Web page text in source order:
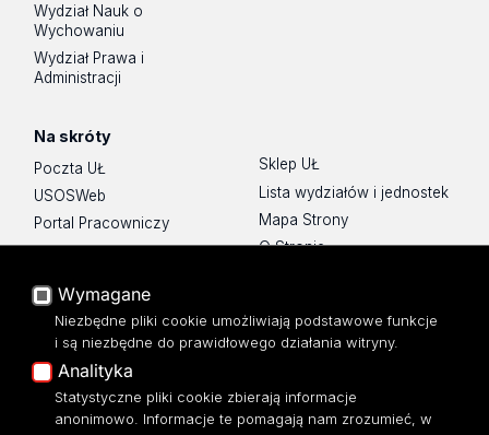
Wydział Nauk o
Wychowaniu
Wydział Prawa i
Administracji
Na skróty
Poczta UŁ
USOSWeb
Portal Pracowniczy
Baza Aktów Własnych
Moodle
Eksperci UŁ
Polityka Prywatności
Dostępność
Sklep UŁ
Lista wydziałów i jednostek
Mapa Strony
O Stronie
Wymagane
Niezbędne pliki cookie umożliwiają podstawowe funkcje
i są niezbędne do prawidłowego działania witryny.
Analityka
Statystyczne pliki cookie zbierają informacje
anonimowo. Informacje te pomagają nam zrozumieć, w